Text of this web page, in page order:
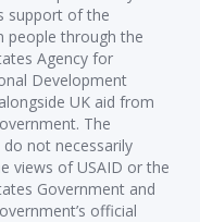
support of the
people through the
Agency for
Development
UK aid from
The
not necessarily
views of USAID or the
Government and
official